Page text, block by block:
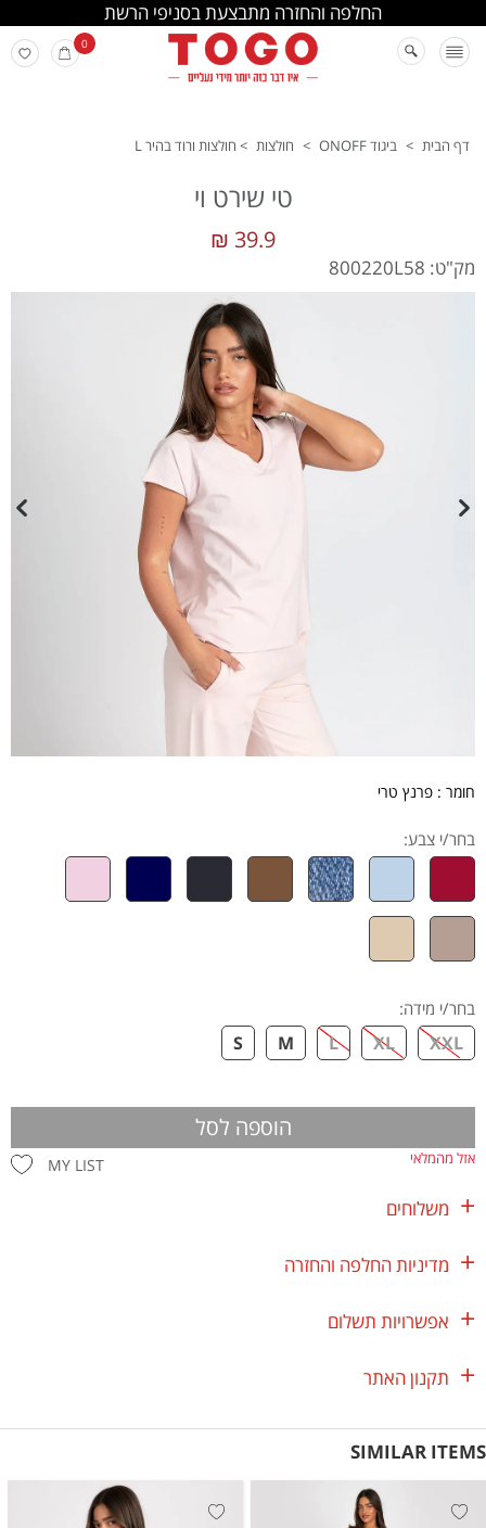
החלפה והחזרה מתבצעת בסניפי הרשת
0
דף הבית > ביגוד ONOFF > חולצות > חולצות ורוד בהיר L
טי שירט וי
39.9 ₪
מק"ט: 800220L58
חומר : פרנץ טרי
בחר/י צבע:
בחר/י מידה:
XXL
XL
L
M
S
הוספה לסל
MY LIST אזל מהמלאי
משלוחים
מדיניות החלפה והחזרה
אפשרויות תשלום
תקנון האתר
SIMILAR ITEMS